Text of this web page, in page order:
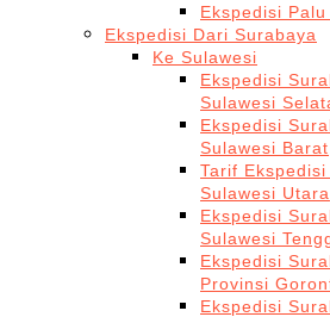
Ekspedisi
Ekspedisi Dari Surabaya
Ke Sulawesi
Ekspedisi
Sulawesi
Ekspedisi
Sulawesi Barat
Tarif
Sulawesi Utara
Ekspedisi
Sulawesi
Ekspedisi
Provinsi
Ekspedisi